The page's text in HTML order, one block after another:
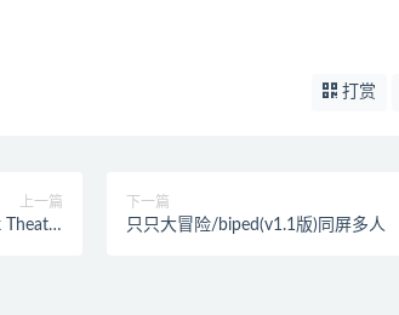
打赏
上一篇 下一篇
只只大冒险/biped(v1.1版)同屏多人